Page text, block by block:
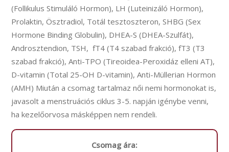
(Follikulus Stimuláló Hormon), LH (Luteinizáló Hormon),
Prolaktin, Ösztradiol, Totál tesztoszteron, SHBG (Sex
Hormone Binding Globulin), DHEA-S (DHEA-Szulfát),
Androsztendion, TSH, fT4 (T4 szabad frakció), fT3 (T3
szabad frakció), Anti-TPO (Tireoidea-Peroxidáz elleni AT),
D-vitamin (Total 25-OH D-vitamin), Anti-Müllerian Hormon
(AMH) Miután a csomag tartalmaz női nemi hormonokat is,
javasolt a menstruációs ciklus 3-5. napján igénybe venni,
ha kezelőorvosa másképpen nem rendeli.
Csomag ára: